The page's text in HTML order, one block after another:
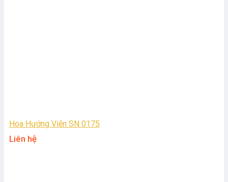
Hoa Hướng Viễn SN 0175
Liên hệ